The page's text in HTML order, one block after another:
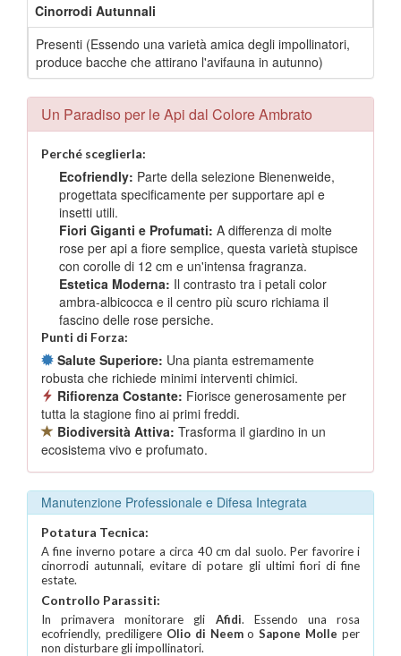
Cinorrodi Autunnali
Presenti (Essendo una varietà amica degli impollinatori,
produce bacche che attirano l'avifauna in autunno)
Un Paradiso per le Api dal Colore Ambrato
Perché sceglierla:
Ecofriendly: Parte della selezione Bienenweide,
progettata specificamente per supportare api e
insetti utili.
Fiori Giganti e Profumati: A differenza di molte
rose per api a fiore semplice, questa varietà stupisce
con corolle di 12 cm e un'intensa fragranza.
Estetica Moderna: Il contrasto tra i petali color
ambra-albicocca e il centro più scuro richiama il
fascino delle rose persiche.
Punti di Forza:
Salute Superiore: Una pianta estremamente
robusta che richiede minimi interventi chimici.
Rifiorenza Costante: Fiorisce generosamente per
tutta la stagione fino ai primi freddi.
Biodiversità Attiva: Trasforma il giardino in un
ecosistema vivo e profumato.
Manutenzione Professionale e Difesa Integrata
Potatura Tecnica:
A fine inverno potare a circa 40 cm dal suolo. Per favorire i
cinorrodi autunnali, evitare di potare gli ultimi fiori di fine
estate.
Controllo Parassiti:
In primavera monitorare gli Afidi. Essendo una rosa
ecofriendly, prediligere Olio di NeemoSapone Molle per
non disturbare gli impollinatori.